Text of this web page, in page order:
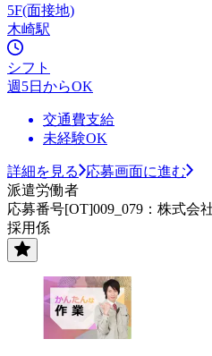
5F(面接地)
木崎駅
シフト
週5日からOK
交通費支給
未経験OK
詳細を見る
応募画面に進む
派遣労働者
応募番号[OT]009_079：株式
採用係